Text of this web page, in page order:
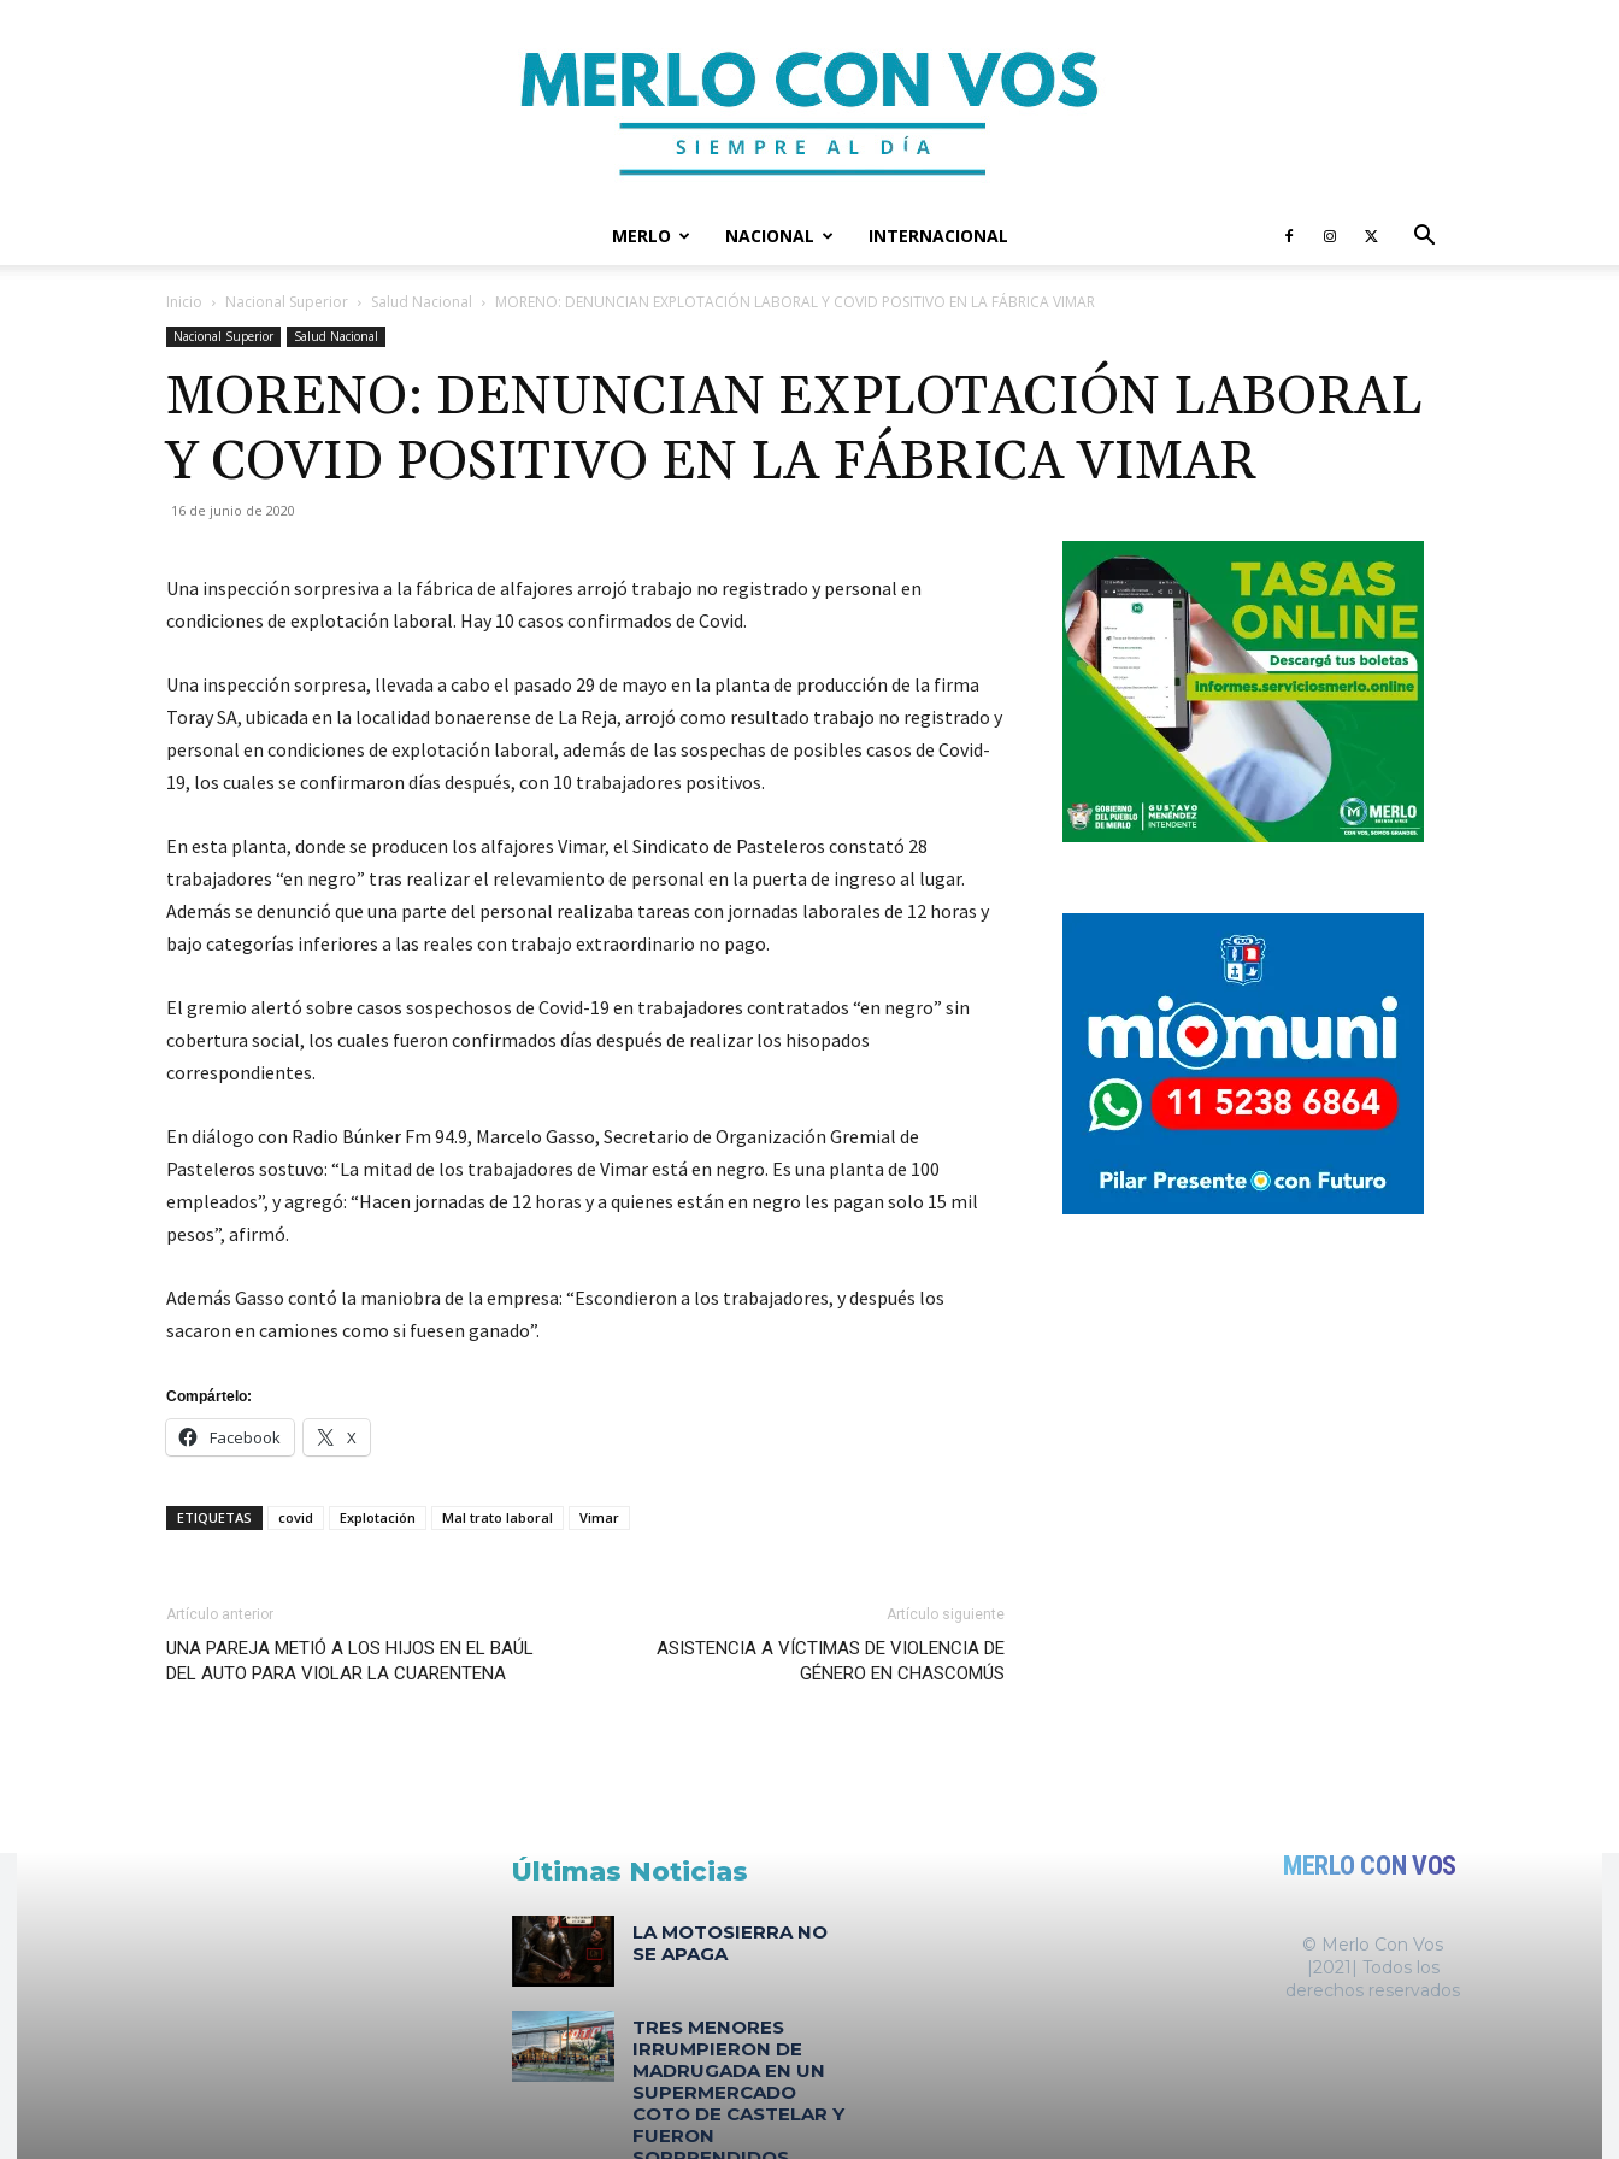
Con
Vos
MERLO NACIONAL INTERNACIONAL
Inicio Nacional Superior Salud Nacional MORENO: DENUNCIAN EXPLOTACIÓN LABORAL Y COVID POSITIVO EN LA FÁBRICA VIMAR
Nacional Superior Salud Nacional
MORENO: DENUNCIAN EXPLOTACIÓN LABORAL
Y COVID POSITIVO EN LA FÁBRICA VIMAR
16 de junio de 2020
Una inspección sorpresiva a la fábrica de alfajores arrojó trabajo no registrado y personal en
condiciones de explotación laboral. Hay 10 casos confirmados de Covid.
Una inspección sorpresa, llevada a cabo el pasado 29 de mayo en la planta de producción de la firma
Toray SA, ubicada en la localidad bonaerense de La Reja, arrojó como resultado trabajo no registrado y
personal en condiciones de explotación laboral, además de las sospechas de posibles casos de Covid-
19, los cuales se confirmaron días después, con 10 trabajadores positivos.
En esta planta, donde se producen los alfajores Vimar, el Sindicato de Pasteleros constató 28
trabajadores “en negro” tras realizar el relevamiento de personal en la puerta de ingreso al lugar.
Además se denunció que una parte del personal realizaba tareas con jornadas laborales de 12 horas y
bajo categorías inferiores a las reales con trabajo extraordinario no pago.
El gremio alertó sobre casos sospechosos de Covid-19 en trabajadores contratados “en negro” sin
cobertura social, los cuales fueron confirmados días después de realizar los hisopados
correspondientes.
En diálogo con Radio Búnker Fm 94.9, Marcelo Gasso, Secretario de Organización Gremial de
Pasteleros sostuvo: “La mitad de los trabajadores de Vimar está en negro. Es una planta de 100
empleados”, y agregó: “Hacen jornadas de 12 horas y a quienes están en negro les pagan solo 15 mil
pesos”, afirmó.
Además Gasso contó la maniobra de la empresa: “Escondieron a los trabajadores, y después los
sacaron en camiones como si fuesen ganado”.
Compártelo:
Facebook X
ETIQUETAS covid Explotación Mal trato laboral Vimar
Artículo anterior
UNA PAREJA METIÓ A LOS HIJOS EN EL BAÚL
DEL AUTO PARA VIOLAR LA CUARENTENA
Artículo siguiente
ASISTENCIA A VÍCTIMAS DE VIOLENCIA DE
GÉNERO EN CHASCOMÚS
Últimas Noticias
LA MOTOSIERRA NO
SE APAGA
TRES MENORES
IRRUMPIERON DE
MADRUGADA EN UN
SUPERMERCADO
COTO DE CASTELAR Y
FUERON
MERLO CON VOS
© Merlo Con Vos
|2021| Todos los
derechos reservados